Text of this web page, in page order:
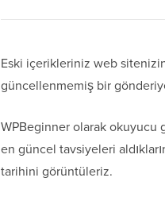
Eski içerikleriniz web
güncellenmemiş bir
WPBeginner olarak okuyucu
en güncel tavsiyeleri
tarihini görüntüleriz.